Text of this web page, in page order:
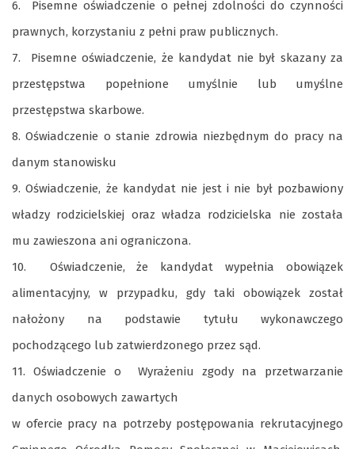
6. Pisemne oświadczenie o pełnej zdolności do czynności
prawnych, korzystaniu z pełni praw publicznych.
7. Pisemne oświadczenie, że kandydat nie był skazany za
przestępstwa popełnione umyślnie lub umyślne
przestępstwa skarbowe.
8. Oświadczenie o stanie zdrowia niezbędnym do pracy na
danym stanowisku
9. Oświadczenie, że kandydat nie jest i nie był pozbawiony
władzy rodzicielskiej oraz władza rodzicielska nie została
mu zawieszona ani ograniczona.
10. Oświadczenie, że kandydat wypełnia obowiązek
alimentacyjny, w przypadku, gdy taki obowiązek został
nałożony na podstawie tytułu wykonawczego
pochodzącego lub zatwierdzonego przez sąd.
11. Oświadczenie o Wyrażeniu zgody na przetwarzanie
danych osobowych zawartych
w ofercie pracy na potrzeby postępowania rekrutacyjnego